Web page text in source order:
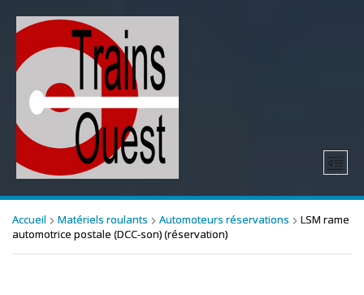
Accueil Matériels roulants Automoteurs réservations
LSM rame
automotrice postale (DCC-son) (réservation)